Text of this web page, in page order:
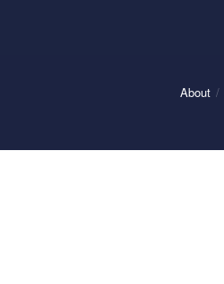
About